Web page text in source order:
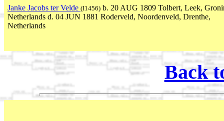
Janke Jacobs ter Velde (I1456) b. 20 AUG 1809 Tolbert, Leek,
Netherlands d. 04 JUN 1881 Roderveld, Noordenveld, Drenthe,
Netherlands
Back